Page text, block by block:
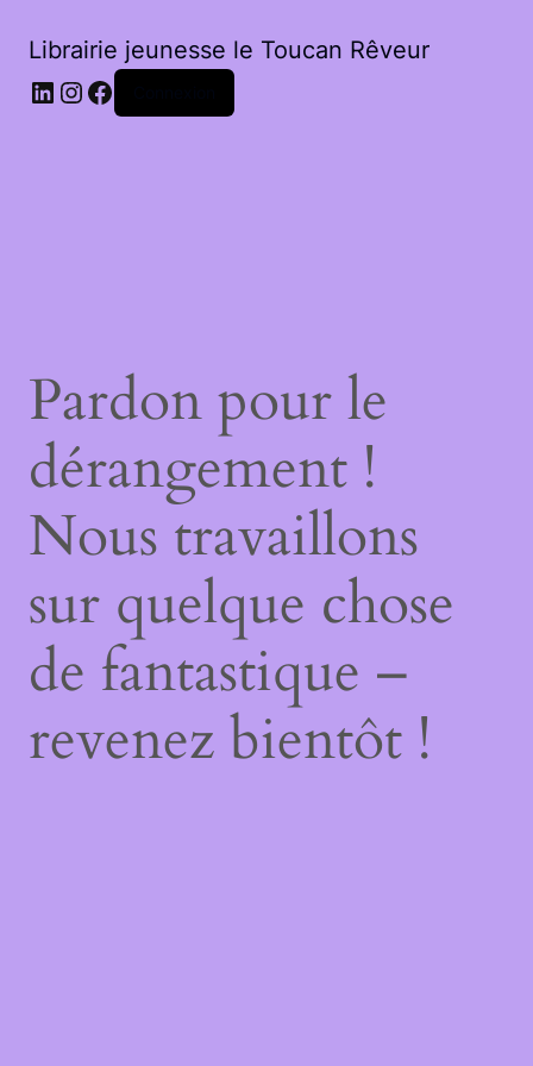
Librairie jeunesse le Toucan Rêveur
LinkedIn
Instagram
Facebook
Pardon pour le
dérangement !
Nous travaillons
sur quelque chose
de fantastique –
revenez bientôt !